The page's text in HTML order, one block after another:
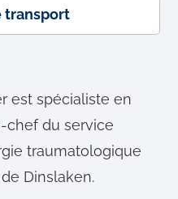
transport
est spécialiste en
chef du service
traumatologique
Dinslaken.